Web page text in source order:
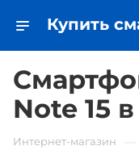
Note 15
Интернет-магазин